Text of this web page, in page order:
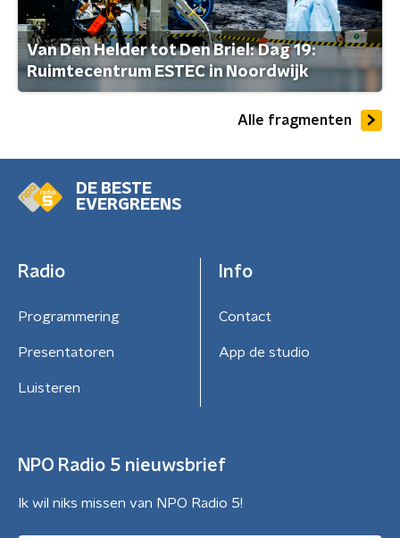
Van Den Helder tot Den Briel: Dag 19:
Ruimtecentrum ESTEC in Noordwijk
Alle fragmenten
DE BESTE
EVERGREENS
Radio
Programmering
Presentatoren
Luisteren
Info
Contact
App de studio
NPO Radio 5 nieuwsbrief
Ik wil niks missen van NPO Radio 5!